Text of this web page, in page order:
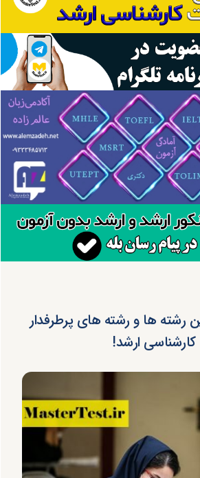
رشته ها و رشته های پرطرفدار
کارشناسی ارشد!